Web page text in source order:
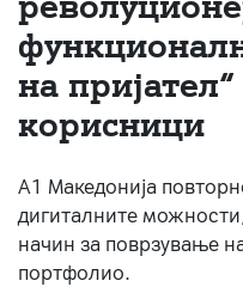
За нас
#ПодобарОнлајн
на
корисници
А1 Македонија
дигиталните
начин за поврзување
портфолио.